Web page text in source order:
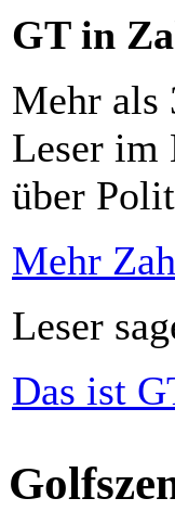
GT in
Mehr als
Leser im
über
Mehr
Leser
Das ist